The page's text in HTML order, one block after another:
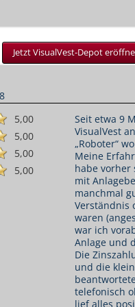
Jetzt VisualVest-Depot
5,00
5,00
5,00
5,00
Seit etwa 9
VisualVest
„Roboter“
Meine
habe vorher
mit
manchmal
Verständnis
waren
war ich
Anlage und
Die
und die
telefonisch
lief alles